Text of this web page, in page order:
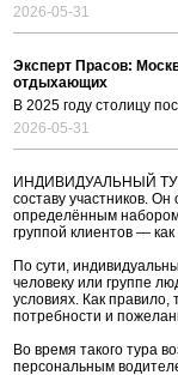
2026-05-31
Эксперт Прасов:
отдыхающих
В 2025 году столицу
2026-05-31
ИНДИВИДУАЛЬНЫЙ
составу участников.
определённым
группой клиентов —
По сути,
человеку или группе
условиях. Как правило,
потребности и
Во время такого тура
персональным